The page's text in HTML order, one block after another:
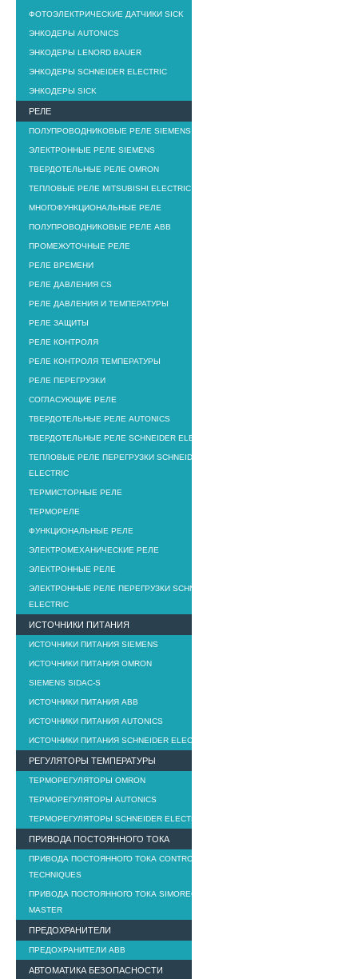
ФОТОЭЛЕКТРИЧЕСКИЕ ДАТЧИКИ SICK
ЭНКОДЕРЫ AUTONICS
ЭНКОДЕРЫ LENORD BAUER
ЭНКОДЕРЫ SCHNEIDER ELECTRIC
ЭНКОДЕРЫ SICK
РЕЛЕ
ПОЛУПРОВОДНИКОВЫЕ РЕЛЕ SIEMENS
ЭЛЕКТРОННЫЕ РЕЛЕ SIEMENS
ТВЕРДОТЕЛЬНЫЕ РЕЛЕ OMRON
ТЕПЛОВЫЕ РЕЛЕ MITSUBISHI ELECTRIC
МНОГОФУНКЦИОНАЛЬНЫЕ РЕЛЕ
ПОЛУПРОВОДНИКОВЫЕ РЕЛЕ ABB
ПРОМЕЖУТОЧНЫЕ РЕЛЕ
РЕЛЕ ВРЕМЕНИ
РЕЛЕ ДАВЛЕНИЯ CS
РЕЛЕ ДАВЛЕНИЯ И ТЕМПЕРАТУРЫ
РЕЛЕ ЗАЩИТЫ
РЕЛЕ КОНТРОЛЯ
РЕЛЕ КОНТРОЛЯ ТЕМПЕРАТУРЫ
РЕЛЕ ПЕРЕГРУЗКИ
СОГЛАСУЮЩИЕ РЕЛЕ
ТВЕРДОТЕЛЬНЫЕ РЕЛЕ AUTONICS
ТВЕРДОТЕЛЬНЫЕ РЕЛЕ SCHNEIDER ELECTRIC
ТЕПЛОВЫЕ РЕЛЕ ПЕРЕГРУЗКИ SCHNEIDER
ELECTRIC
ТЕРМИСТОРНЫЕ РЕЛЕ
ТЕРМОРЕЛЕ
ФУНКЦИОНАЛЬНЫЕ РЕЛЕ
ЭЛЕКТРОМЕХАНИЧЕСКИЕ РЕЛЕ
ЭЛЕКТРОННЫЕ РЕЛЕ
ЭЛЕКТРОННЫЕ РЕЛЕ ПЕРЕГРУЗКИ SCHNEIDER
ELECTRIC
ИСТОЧНИКИ ПИТАНИЯ
ИСТОЧНИКИ ПИТАНИЯ SIEMENS
ИСТОЧНИКИ ПИТАНИЯ OMRON
SIEMENS SIDAC-S
ИСТОЧНИКИ ПИТАНИЯ ABB
ИСТОЧНИКИ ПИТАНИЯ AUTONICS
ИСТОЧНИКИ ПИТАНИЯ SCHNEIDER ELECTRIC
РЕГУЛЯТОРЫ ТЕМПЕРАТУРЫ
ТЕРМОРЕГУЛЯТОРЫ OMRON
ТЕРМОРЕГУЛЯТОРЫ AUTONICS
ТЕРМОРЕГУЛЯТОРЫ SCHNEIDER ELECTRIC
ПРИВОДА ПОСТОЯННОГО ТОКА
ПРИВОДА ПОСТОЯННОГО ТОКА CONTROL
TECHNIQUES
ПРИВОДА ПОСТОЯННОГО ТОКА SIMOREG DC
MASTER
ПРЕДОХРАНИТЕЛИ
ПРЕДОХРАНИТЕЛИ ABB
АВТОМАТИКА БЕЗОПАСНОСТИ